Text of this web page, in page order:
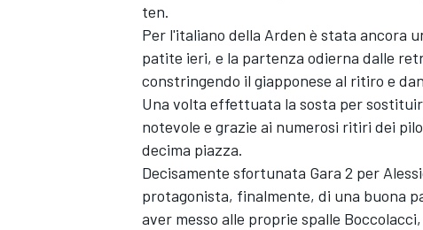
ENDURANCE/GT
ten.
Per l'italiano della Arden è stata ancora
patite ieri, e la partenza odierna dalle
constringendo il giapponese al ritiro e
Una volta effettuata la sosta per
notevole e grazie ai numerosi ritiri dei
decima piazza.
Decisamente sfortunata Gara 2 per
protagonista, finalmente, di una buona
aver messo alle proprie spalle